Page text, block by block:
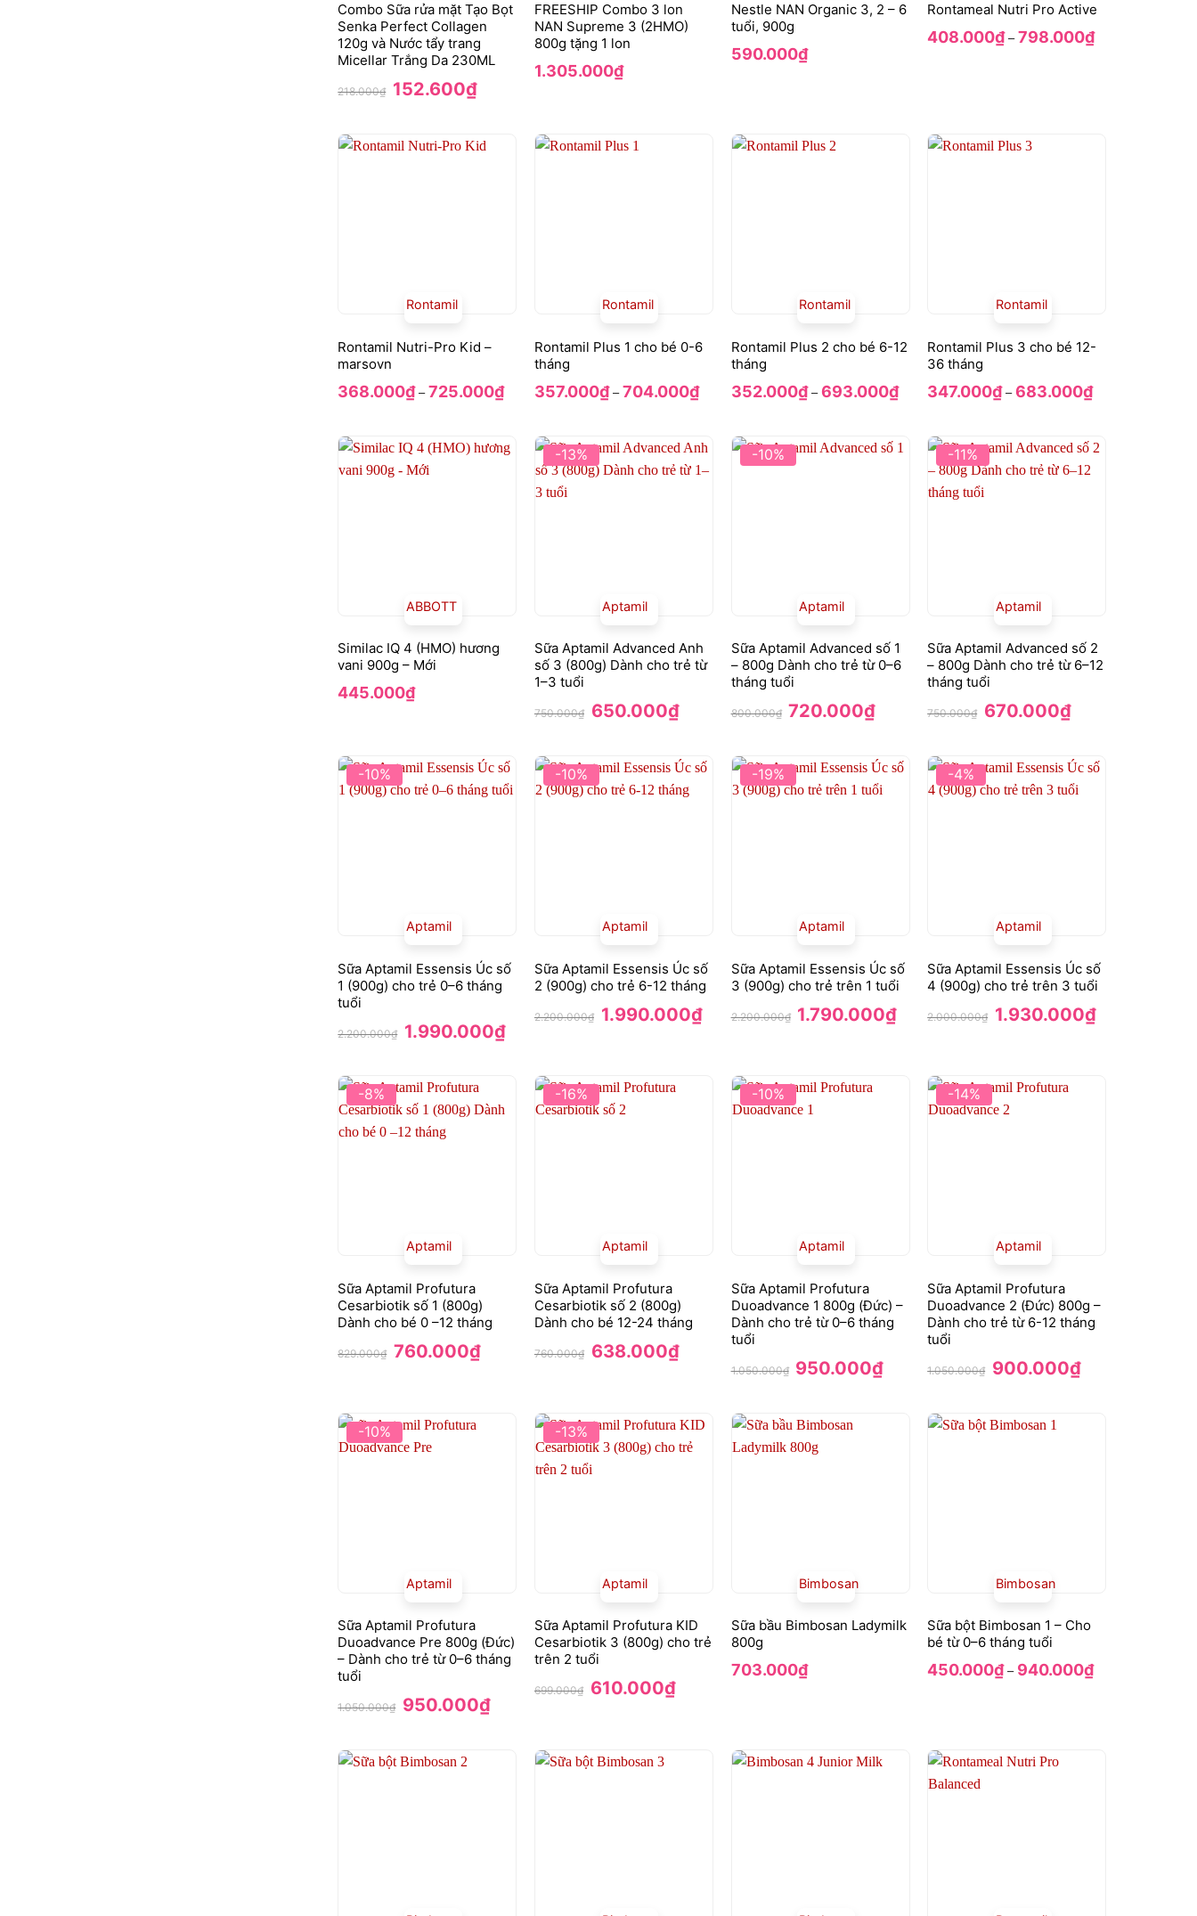
Combo Sữa rửa mặt Tạo Bọt
Senka Perfect Collagen
120g và Nước tẩy trang
Micellar Trắng Da 230ML
218.000₫ Giá
gốc
152.600₫Giá
hiện
152.600₫.
FREESHIP Combo 3 lon
NAN Supreme 3 (2HMO)
800g tặng 1 lon
1.305.000₫
Nestle NAN Organic 3, 2 – 6
tuổi, 900g
590.000₫
Rontameal Nutri Pro Active
408.000₫ – 798.000₫Khoảng
giá:
Rontamil Nutri-Pro Kid –
marsovn
Rontamil
368.000₫ – 725.000₫Khoảng
giá:
725.000₫
Rontamil Plus 1 cho bé 0-6
tháng
Rontamil
357.000₫ – 704.000₫Khoảng
giá:
704.000₫
Rontamil Plus 2 cho bé 6-12
tháng
Rontamil
352.000₫ – 693.000₫Khoảng
giá:
693.000₫
Rontamil Plus 3 cho bé 12-
36 tháng
Rontamil
347.000₫ – 683.000₫Khoảng
giá:
683.000₫
Similac IQ 4 (HMO) hương
vani 900g – Mới
ABBOTT
445.000₫
-13%
Sữa Aptamil Advanced Anh
số 3 (800g) Dành cho trẻ từ
1–3 tuổi
Aptamil
750.000₫
Giá
gốc
650.000₫Giá
hiện
650.000₫.
-10%
Sữa Aptamil Advanced số 1
– 800g Dành cho trẻ từ 0–6
tháng tuổi
Aptamil
800.000₫ Giá
gốc
720.000₫Giá
720.000₫.
-11%
Sữa Aptamil Advanced số 2
– 800g Dành cho trẻ từ 6–12
tháng tuổi
Aptamil
750.000₫ Giá
gốc
670.000₫Giá
hiện
670.000₫.
-10%
Sữa Aptamil Essensis Úc số
1 (900g) cho trẻ 0–6 tháng
tuổi
Aptamil
2.200.000₫ Giá
gốc
1.990.000₫Giá
hiện
1.990.000₫.
-10%
Sữa Aptamil Essensis Úc số
2 (900g) cho trẻ 6-12 tháng
Aptamil
2.200.000₫
Giá
gốc
1.990.000₫Giá
hiện
-19%
Sữa Aptamil Essensis Úc số
3 (900g) cho trẻ trên 1 tuổi
Aptamil
2.200.000₫ Giá
gốc
1.790.000₫Giá
-4%
Sữa Aptamil Essensis Úc số
4 (900g) cho trẻ trên 3 tuổi
Aptamil
2.000.000₫ Giá
gốc
1.930.000₫Giá
hiện
-8%
Sữa Aptamil Profutura
Cesarbiotik số 1 (800g)
Dành cho bé 0 –12 tháng
Aptamil
829.000₫ Giá
gốc
760.000₫Giá
hiện
-16%
Sữa Aptamil Profutura
Cesarbiotik số 2 (800g)
Dành cho bé 12-24 tháng
Aptamil
760.000₫
Giá
gốc
638.000₫Giá
hiện
-10%
Sữa Aptamil Profutura
Duoadvance 1 800g (Đức) –
Dành cho trẻ từ 0–6 tháng
tuổi
Aptamil
1.050.000₫ Giá
gốc
950.000₫Giá
950.000₫.
-14%
Sữa Aptamil Profutura
Duoadvance 2 (Đức) 800g –
Dành cho trẻ từ 6-12 tháng
tuổi
Aptamil
1.050.000₫ Giá
gốc
900.000₫Giá
hiện
-10%
Sữa Aptamil Profutura
Duoadvance Pre 800g (Đức)
– Dành cho trẻ từ 0–6 tháng
tuổi
Aptamil
1.050.000₫ Giá
gốc
950.000₫Giá
hiện
950.000₫.
-13%
Sữa Aptamil Profutura KID
Cesarbiotik 3 (800g) cho trẻ
trên 2 tuổi
Aptamil
699.000₫
Giá
gốc
610.000₫Giá
hiện
Sữa bầu Bimbosan Ladymilk
800g
Bimbosan
703.000₫
Sữa bột Bimbosan 1 – Cho
bé từ 0–6 tháng tuổi
Bimbosan
450.000₫ – 940.000₫Khoảng
giá: